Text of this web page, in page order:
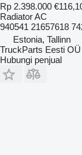
Rp 2.398.000
Radiator AC
940541 21657618
Estonia, Tallinn
TruckParts Eesti OÜ
Hubungi penjual